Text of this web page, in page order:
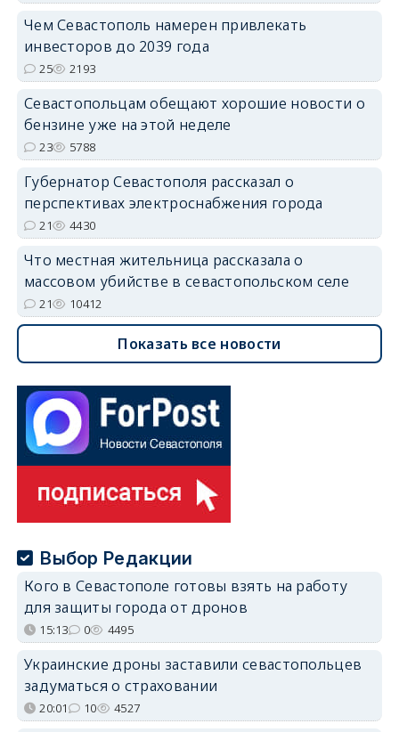
Чем Севастополь намерен привлекать
инвесторов до 2039 года
25 2193
Севастопольцам обещают хорошие новости о
бензине уже на этой неделе
23 5788
Губернатор Севастополя рассказал о
перспективах электроснабжения города
21 4430
Что местная жительница рассказала о
массовом убийстве в севастопольском селе
21 10412
Показать все новости
Выбор Редакции
Кого в Севастополе готовы взять на работу
для защиты города от дронов
15:13 0 4495
Украинские дроны заставили севастопольцев
задуматься о страховании
20:01 10 4527